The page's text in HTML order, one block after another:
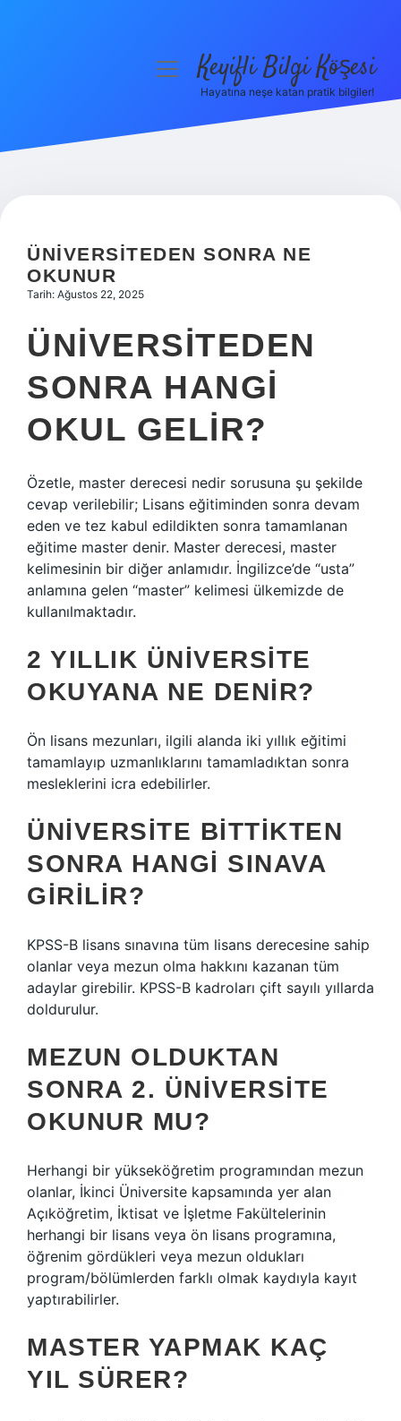
Hakkımızda
menüyüKeyifli Bilgi Köşesi
Hayatına neşe katan pratik bilgiler!
ÜNIVERSITEDEN SONRA NE
OKUNUR
Tarih: Ağustos 22, 2025
ÜNIVERSITEDEN
SONRA HANGI
OKUL GELIR?
Özetle, master derecesi nedir sorusuna şu şekilde
cevap verilebilir; Lisans eğitiminden sonra devam
eden ve tez kabul edildikten sonra tamamlanan
eğitime master denir. Master derecesi, master
kelimesinin bir diğer anlamıdır. İngilizce’de “usta”
anlamına gelen “master” kelimesi ülkemizde de
kullanılmaktadır.
2 YILLIK ÜNIVERSITE
OKUYANA NE DENIR?
Ön lisans mezunları, ilgili alanda iki yıllık eğitimi
tamamlayıp uzmanlıklarını tamamladıktan sonra
mesleklerini icra edebilirler.
ÜNIVERSITE BITTIKTEN
SONRA HANGI SINAVA
GIRILIR?
KPSS-B lisans sınavına tüm lisans derecesine sahip
olanlar veya mezun olma hakkını kazanan tüm
adaylar girebilir. KPSS-B kadroları çift sayılı yıllarda
doldurulur.
MEZUN OLDUKTAN
SONRA 2. ÜNIVERSITE
OKUNUR MU?
Herhangi bir yükseköğretim programından mezun
olanlar, İkinci Üniversite kapsamında yer alan
Açıköğretim, İktisat ve İşletme Fakültelerinin
herhangi bir lisans veya ön lisans programına,
öğrenim gördükleri veya mezun oldukları
program/bölümlerden farklı olmak kaydıyla kayıt
yaptırabilirler.
MASTER YAPMAK KAÇ
YIL SÜRER?